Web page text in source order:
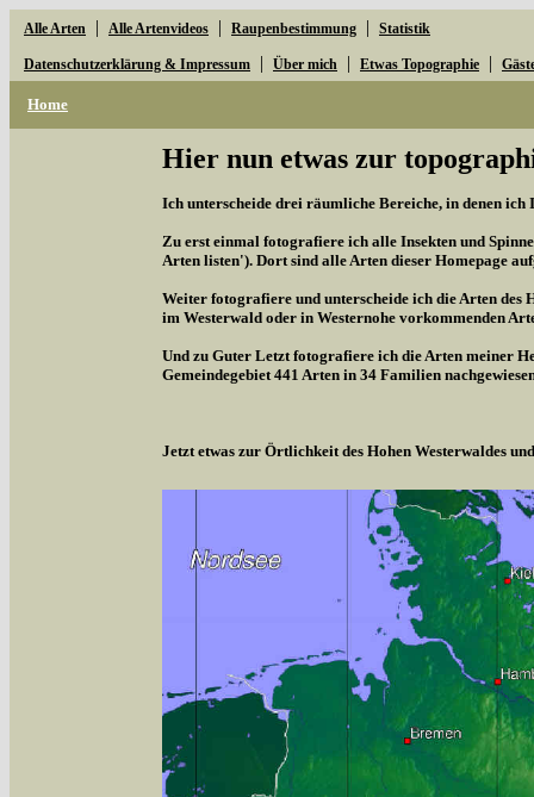
Alle Arten | Alle Artenvideos | Raupenbestimmung | Statistik
Datenschutzerklärung & Impressum | Über mich | Etwas Topographie |
Home
Hier nun etwas zur
Ich unterscheide drei räumliche Bereiche, in denen ich
Zu erst einmal fotografiere ich alle Insekten und
Arten listen'). Dort sind alle Arten dieser Homepage
Weiter fotografiere und unterscheide ich die Arten des
im Westerwald oder in Westernohe vorkommenden
Und zu Guter Letzt fotografiere ich die Arten meiner
Gemeindegebiet 441 Arten in 34 Familien
Jetzt etwas zur Örtlichkeit des Hohen Westerwaldes